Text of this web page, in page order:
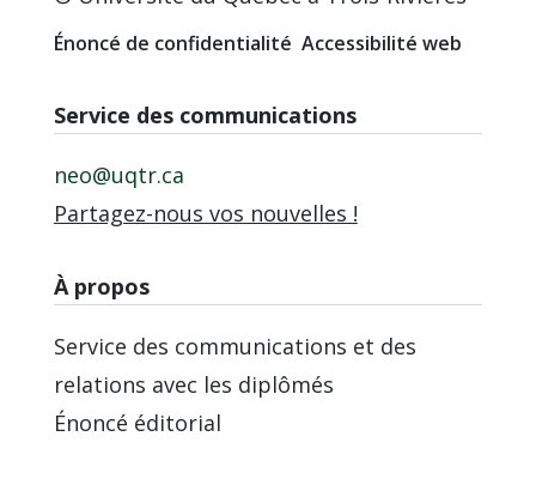
Énoncé de confidentialité Accessibilité web
Service des communications
neo@uqtr.ca
Partagez-nous vos nouvelles !
À propos
Service des communications et des
relations avec les diplômés
Énoncé éditorial